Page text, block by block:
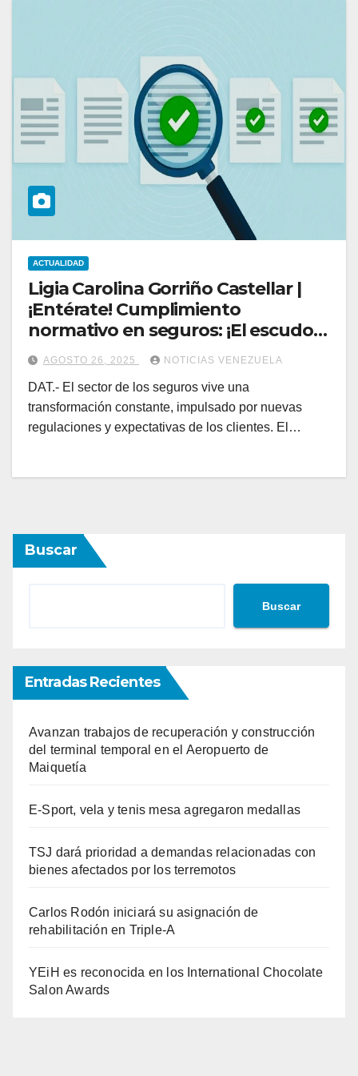
ACTUALIDAD
Ligia Carolina Gorriño Castellar |
¡Entérate! Cumplimiento
normativo en seguros: ¡El escudo
inquebrantable!
AGOSTO 26, 2025 NOTICIAS VENEZUELA
DAT.- El sector de los seguros vive una
transformación constante, impulsado por nuevas
regulaciones y expectativas de los clientes. El…
Buscar
Buscar
Entradas Recientes
Avanzan trabajos de recuperación y construcción
del terminal temporal en el Aeropuerto de
Maiquetía
E-Sport, vela y tenis mesa agregaron medallas
TSJ dará prioridad a demandas relacionadas con
bienes afectados por los terremotos
Carlos Rodón iniciará su asignación de
rehabilitación en Triple-A
YEiH es reconocida en los International Chocolate
Salon Awards